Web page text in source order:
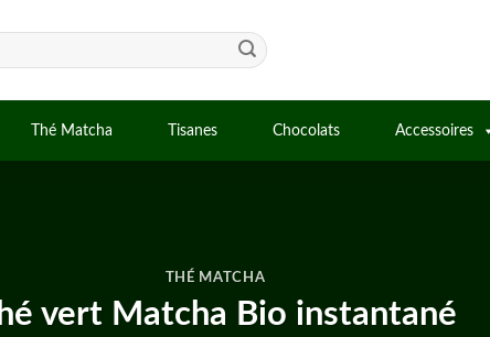
Thé Matcha Tisanes Chocolats Accessoires
THÉ MATCHA
vert Matcha Bio instantané